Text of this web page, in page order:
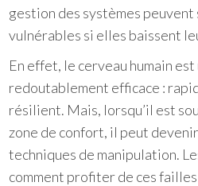
gestion des systèmes
vulnérables si elles baissent
En effet, le cerveau humain est
redoutablement efficace :
résilient. Mais, lorsqu’il est
zone de confort, il peut
techniques de manipulation.
comment profiter de ces